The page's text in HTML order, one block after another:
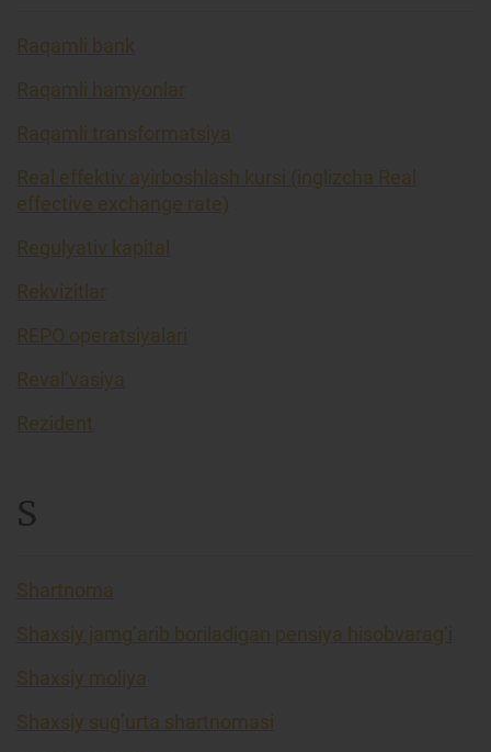
Raqamli bank
Raqamli hamyonlar
Raqamli transformatsiya
Real effektiv ayirboshlash kursi (inglizcha Real
effective exchange rate)
Regulyativ kapital
Rekvizitlar
REPO operatsiyalari
Reval’vasiya
Rezident
S
Shartnoma
Shaxsiy jamg’arib boriladigan pensiya hisobvarag’i
Shaxsiy moliya
Shaxsiy sug’urta shartnomasi